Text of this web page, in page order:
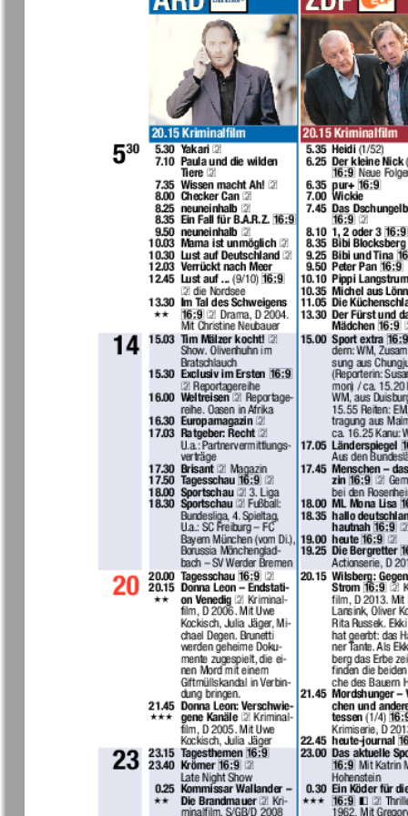
30
3
7
13
19
25
31
37
43
49
55
61
МК-Германия
планета мнений
МК-
Новые Земляки
Panorama-mir Партнер
Русский вояж
Архив необновляющихся на сайте изданий
Авангард
Антенна
Афиша Augsburg Бизнес
Ваша газета Версия
сокровище
Восточная
Германия